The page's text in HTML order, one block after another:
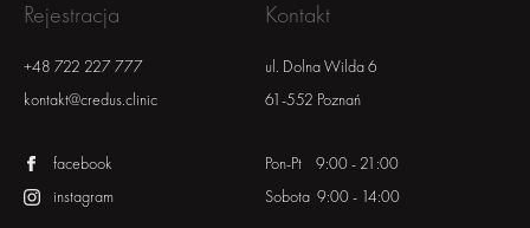
Rejestracja
+48 722 227 777
kontakt@credus.clinic
facebook
instagram
Kontakt
ul. Dolna Wilda 6
61-552 Poznań
Pon-Pt 9:00 - 21:00
Sobota 9:00 - 14:00